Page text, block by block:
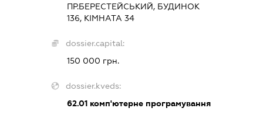
ПР.БЕРЕСТЕЙСЬКИЙ, БУДИНОК
136, КІМНАТА 34
dossier.capital:
150 000 грн.
dossier.kveds:
62.01комп'ютерне програмування